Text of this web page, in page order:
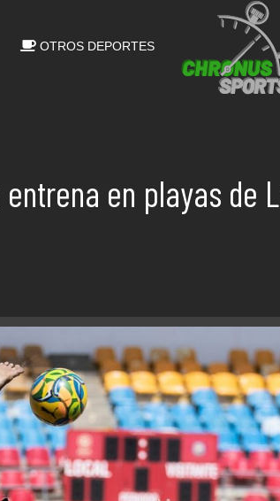
OTROS DEPORTES
en playas de